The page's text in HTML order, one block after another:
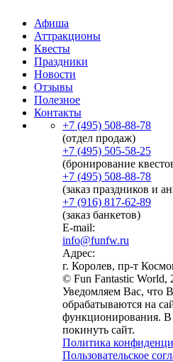
Афиша
Аттракционы
Квесты
Праздники
Новости
Отзывы
Полезное
Контакты
+7 (495) 508-88-78
(отдел продаж)
+7 (495) 505-58-25
(бронирование
+7 (495) 508-88-78
(заказ праздников и
+7 (916) 817-62-89
(заказ банкетов)
E-mail:
info@funfw.ru
Адрес:
г. Королев, пр-т
© Fun Fantastic World,
Уведомляем Вас, что
обрабатываются на
функционирования. В
покинуть сайт.
Политика
Пользовательское